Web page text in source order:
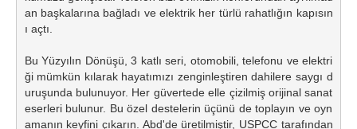
an başkalarına bağladı ve elektrik her türlü rahatlığın kapısın
ı açtı.
Bu Yüzyılın Dönüşü, 3 katlı seri, otomobili, telefonu ve elektri
ği mümkün kılarak hayatımızı zenginleştiren dahilere saygı d
uruşunda bulunuyor. Her güvertede elle çizilmiş orijinal sanat
eserleri bulunur. Bu özel destelerin üçünü de toplayın ve oyn
amanın keyfini çıkarın. Abd'de üretilmiştir, USPCC tarafından